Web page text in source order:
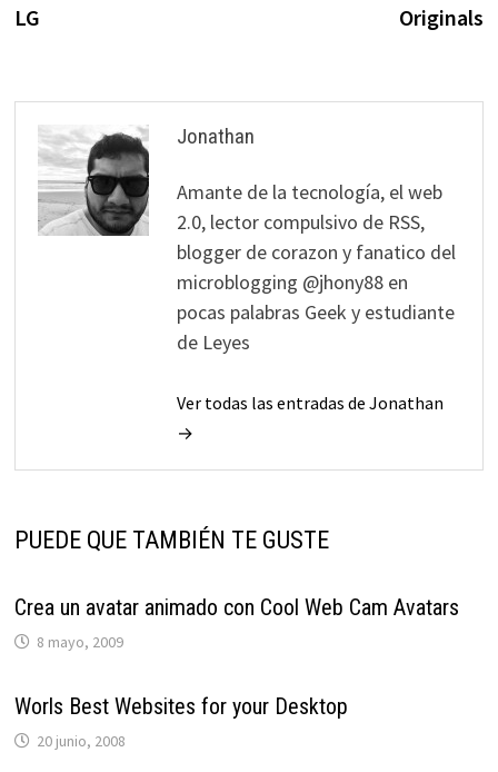
LG
Originals
Jonathan
Amante de la tecnología, el web
2.0, lector compulsivo de RSS,
blogger de corazon y fanatico del
microblogging @jhony88 en
pocas palabras Geek y estudiante
de Leyes
Ver todas las entradas de Jonathan
→
PUEDE QUE TAMBIÉN TE GUSTE
Crea un avatar animado con Cool Web Cam Avatars
8 mayo, 2009
Worls Best Websites for your Desktop
20 junio, 2008